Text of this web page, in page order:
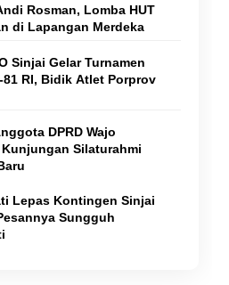
Rosman, Lomba HUT
di Lapangan Merdeka
Sinjai Gelar Turnamen
81 RI, Bidik Atlet Porprov
DPRD Wajo
Silaturahmi
Sinjai
Sungguh